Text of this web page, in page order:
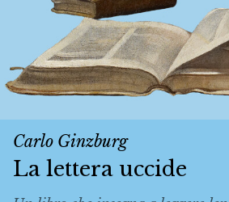
Carlo Ginzburg
La lettera uccide